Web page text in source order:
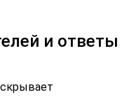
и ответы